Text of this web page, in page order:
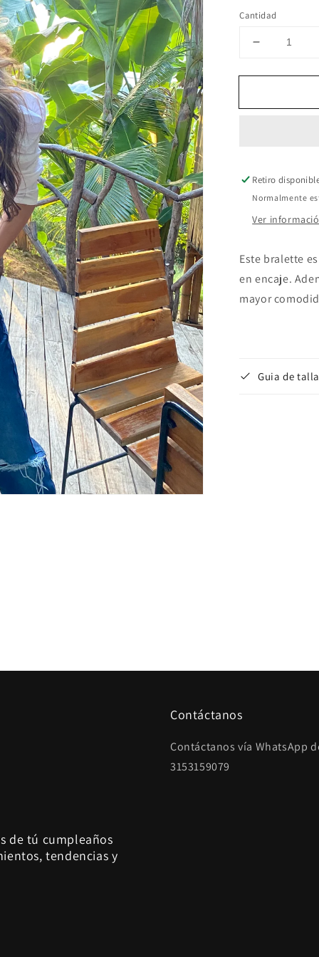
Cantidad
Reducir
para
Rojo
Retiro
Normalmente
Ver
Este bralette
en encaje.
mayor
Guia de
Contáctanos
Contáctanos vía WhatsApp
3153159079
de tú cumpleaños
tendencias y